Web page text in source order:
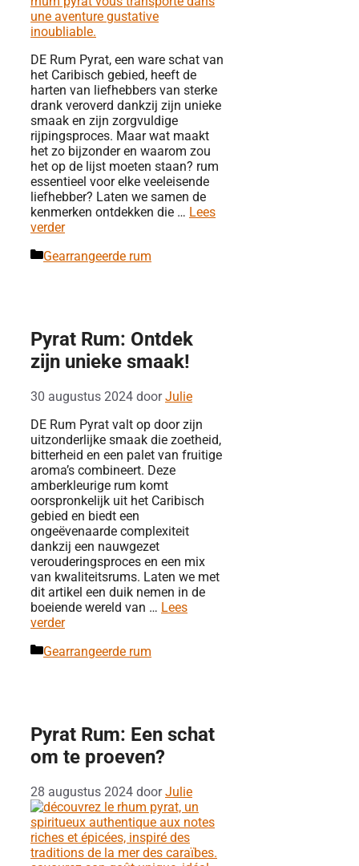
DE Rum Pyrat, een ware schat van
het Caribisch gebied, heeft de
harten van liefhebbers van sterke
drank veroverd dankzij zijn unieke
smaak en zijn zorgvuldige
rijpingsproces. Maar wat maakt
het zo bijzonder en waarom zou
het op de lijst moeten staan? rum
essentieel voor elke veeleisende
liefhebber? Laten we samen de
kenmerken ontdekken die … Lees
verder
Categorieën
Gearrangeerde rum
Pyrat Rum: Ontdek
zijn unieke smaak!
30 augustus 2024 doorJulie
DE Rum Pyrat valt op door zijn
uitzonderlijke smaak die zoetheid,
bitterheid en een palet van fruitige
aroma’s combineert. Deze
amberkleurige rum komt
oorspronkelijk uit het Caribisch
gebied en biedt een
ongeëvenaarde complexiteit
dankzij een nauwgezet
verouderingsproces en een mix
van kwaliteitsrums. Laten we met
dit artikel een duik nemen in de
boeiende wereld van … Lees
verder
Categorieën
Gearrangeerde rum
Pyrat Rum: Een schat
om te proeven?
28 augustus 2024 doorJulie